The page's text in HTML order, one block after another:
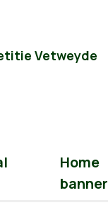
Vetweyde
Home
banner